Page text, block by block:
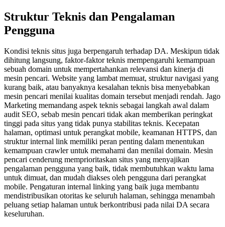
Struktur Teknis dan Pengalaman
Pengguna
Kondisi teknis situs juga berpengaruh terhadap DA. Meskipun tidak
dihitung langsung, faktor-faktor teknis mempengaruhi kemampuan
sebuah domain untuk mempertahankan relevansi dan kinerja di
mesin pencari. Website yang lambat memuat, struktur navigasi yang
kurang baik, atau banyaknya kesalahan teknis bisa menyebabkan
mesin pencari menilai kualitas domain tersebut menjadi rendah. Jago
Marketing memandang aspek teknis sebagai langkah awal dalam
audit SEO, sebab mesin pencari tidak akan memberikan peringkat
tinggi pada situs yang tidak punya stabilitas teknis. Kecepatan
halaman, optimasi untuk perangkat mobile, keamanan HTTPS, dan
struktur internal link memiliki peran penting dalam menentukan
kemampuan crawler untuk memahami dan menilai domain. Mesin
pencari cenderung memprioritaskan situs yang menyajikan
pengalaman pengguna yang baik, tidak membutuhkan waktu lama
untuk dimuat, dan mudah diakses oleh pengguna dari perangkat
mobile. Pengaturan internal linking yang baik juga membantu
mendistribusikan otoritas ke seluruh halaman, sehingga menambah
peluang setiap halaman untuk berkontribusi pada nilai DA secara
keseluruhan.